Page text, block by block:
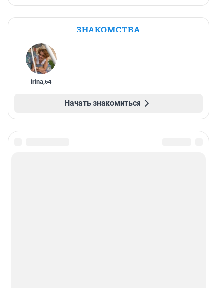
ЗНАКОМСТВА
irina,64
Начать знакомиться